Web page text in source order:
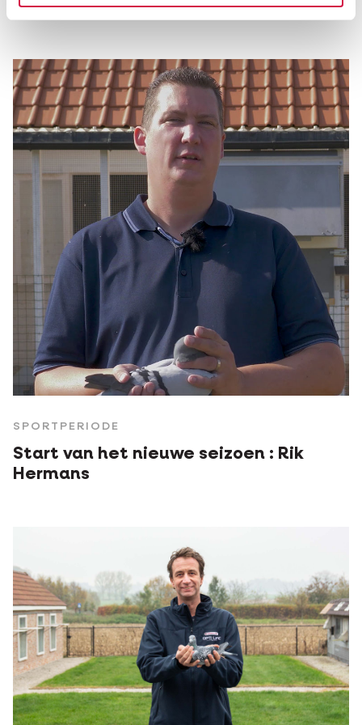
grootste spelbreker?
SPORTPERIODE
Start van het nieuwe seizoen : Rik
Hermans